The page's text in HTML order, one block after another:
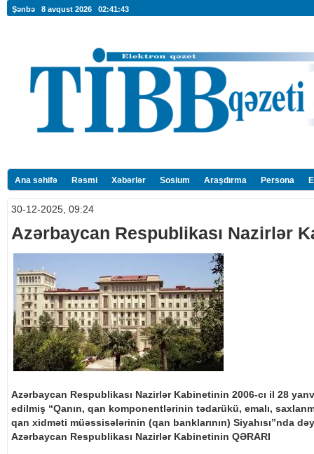
Şənbə 8 avqust 2026 02:41:44
Ana səhifə Rəsmi Xəbərlər Sosium Araşdırma Persona
30-12-2025, 09:24
Azərbaycan Respublikası Nazirlər
Azərbaycan Respublikası Nazirlər Kabinetinin 2006-cı il 28
edilmiş “Qanın, qan komponentlərinin tədarükü, emalı,
qan xidməti müəssisələrinin (qan banklarının) Siyahısı”nda
Azərbaycan Respublikası Nazirlər Kabinetinin QƏRARI